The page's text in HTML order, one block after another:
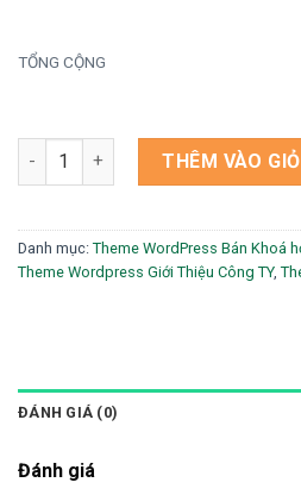
TỔNG CỘNG
Theme wordpress lading pape
THÊM VÀO
Danh mục: Theme WordPress Bán Khoá
Theme Wordpress Giới Thiệu Công TY,
ĐÁNH GIÁ (0)
Đánh giá